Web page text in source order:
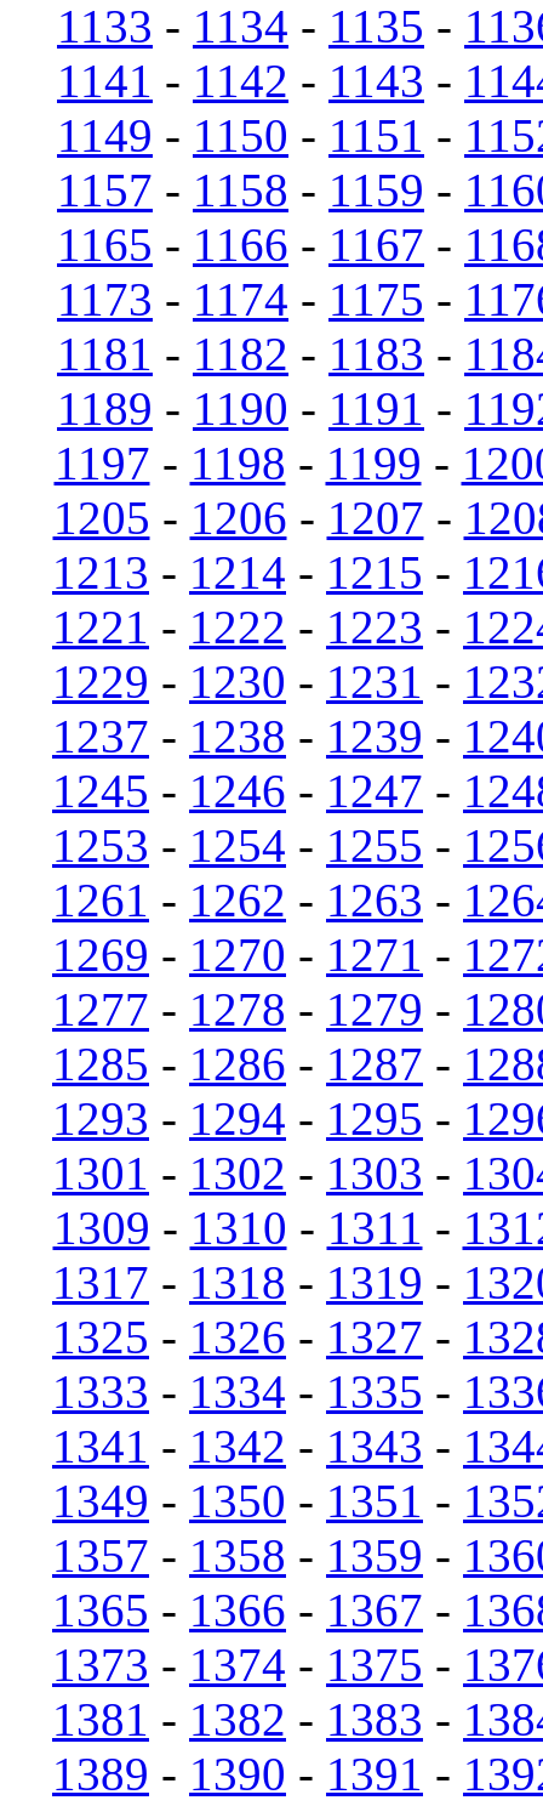
1133 - 1134 - 1135 -
1141 - 1142 - 1143 -
1149 - 1150 - 1151 -
1157 - 1158 - 1159 -
1165 - 1166 - 1167 -
1173 - 1174 - 1175 -
1181 - 1182 - 1183 -
1189 - 1190 - 1191 -
1197 - 1198 - 1199 -
1205 - 1206 - 1207 -
1213 - 1214 - 1215 -
1221 - 1222 - 1223 -
1229 - 1230 - 1231 -
1237 - 1238 - 1239 -
1245 - 1246 - 1247 -
1253 - 1254 - 1255 -
1261 - 1262 - 1263 -
1269 - 1270 - 1271 -
1277 - 1278 - 1279 -
1285 - 1286 - 1287 -
1293 - 1294 - 1295 -
1301 - 1302 - 1303 -
1309 - 1310 - 1311 -
1317 - 1318 - 1319 -
1325 - 1326 - 1327 -
1333 - 1334 - 1335 -
1341 - 1342 - 1343 -
1349 - 1350 - 1351 -
1357 - 1358 - 1359 -
1365 - 1366 - 1367 -
1373 - 1374 - 1375 -
1381 - 1382 - 1383 -
1389 - 1390 - 1391 -